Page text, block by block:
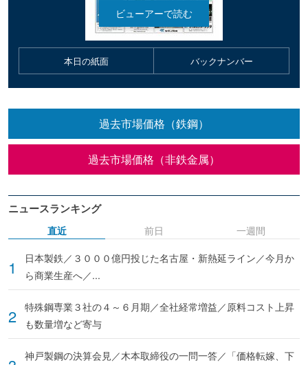
本日の紙面 バックナンバー
過去市場価格（鉄鋼）
過去市場価格（非鉄金属）
ニュースランキング
直近
日本製鉄／３０００億円投じた名古屋・新熱延ライン／今月か
ら商業生産へ／...
特殊鋼専業３社の４～６月期／全社経常増益／原料コスト上昇
も数量増など寄与
神戸製鋼の決算会見／木本取締役の一問一答／「価格転嫁、下
前日 一週間